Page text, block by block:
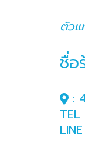
ตัวแ
ชื่อ
: